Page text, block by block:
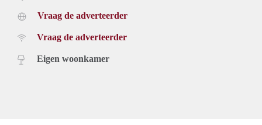
Vraag de adverteerder
Vraag de adverteerder
Eigen woonkamer